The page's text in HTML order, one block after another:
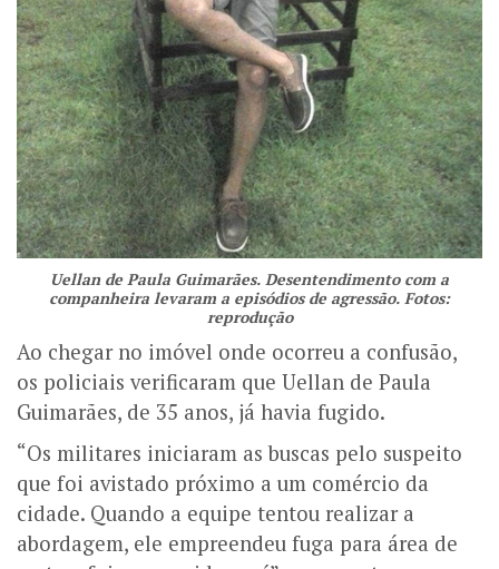
Uellan de Paula Guimarães. Desentendimento com a
companheira levaram a episódios de agressão. Fotos:
reprodução
Ao chegar no imóvel onde ocorreu a confusão,
os policiais verificaram que Uellan de Paula
Guimarães, de 35 anos, já havia fugido.
“Os militares iniciaram as buscas pelo suspeito
que foi avistado próximo a um comércio da
cidade. Quando a equipe tentou realizar a
abordagem, ele empreendeu fuga para área de